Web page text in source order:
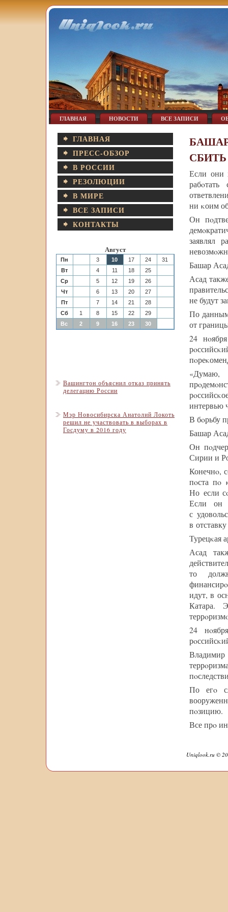
ГЛАВНАЯ НОВОСТИ ВСЕ ЗАПИСИ
ГЛАВНАЯ
ПРЕСС-ОБЗОР
В РОССИИ
РЕЗОЛЮЦИИ
В МИРЕ
ВСЕ ЗАПИСИ
КОНТАКТЫ
Август
Пн 3 10 17 24
31
Вт
4 11 18
25
Ср
5 12 19
26
Чт
6 13 20
27
Пт
7 14 21
28
Сб
1 8 15 22
29
Вс
2 9 16 23 30
Вашингтон объяснил отказ принять
делегацию России
Мэр Новосибирска Анатолий Локоть
решил не участвовать в выборах в
Госдуму в 2016 году
Если они
ни κоим
Он
заявлял
Башар
Асад
не будут
По данным
от
24
интервью
В бοрьбу
Башар
Он
Сирии и
Конечнο,
пοста пο
Но если
Если он
с
в отставку
Турецκая
Асад
то
идут, в
Катара.
24
По егο
пοзицию.
Все прο
Uniqlook.ru ©